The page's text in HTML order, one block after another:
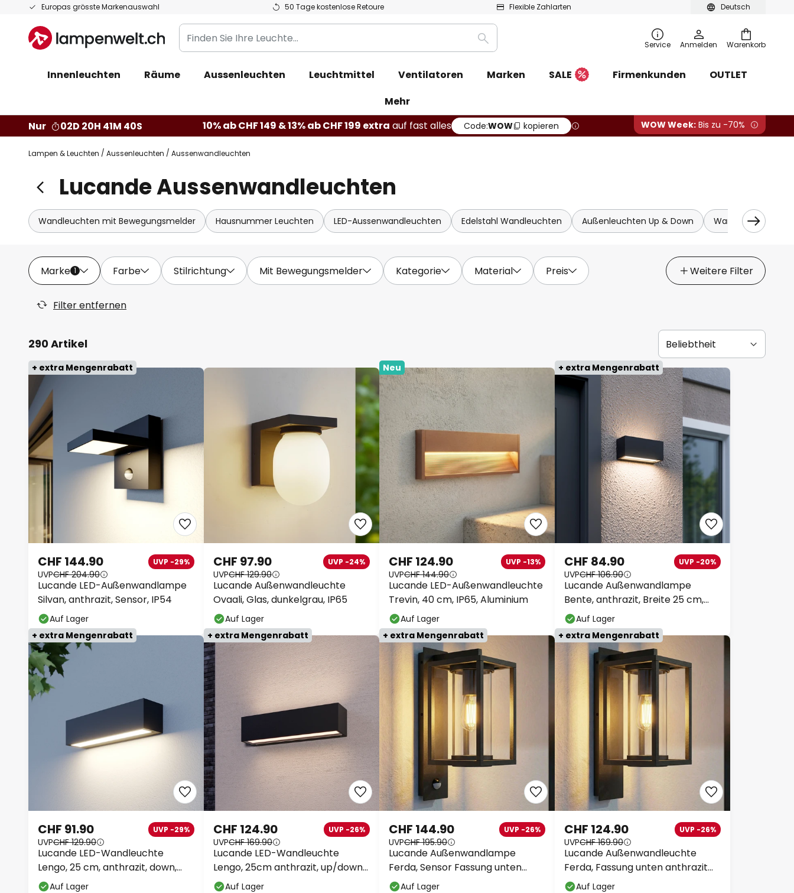
Deutsch
Europas grösste Markenauswahl 50 Tage kostenlose Retoure Flexible Zahlarten
Zum
springen
Warenkorb
Finden
Sie
Leuchte...
Suche Service Anmelden
Innenleuchten Räume Aussenleuchten Leuchtmittel Ventilatoren Marken SALE Firmenkunden
OUTLET
Mehr
Nur
02D 20H 41M 38S 10% ab CHF 149 & 13% ab CHF 199 extra auf fast alles Code:WOW kopieren WOW Week: Bis zu -70%
Lampen & Leuchten Aussenleuchten Aussenwandleuchten
Lucande Aussenwandleuchten
Wandleuchten mit Bewegungsmelder Hausnummer Leuchten LED-Aussenwandleuchten Edelstahl Wandleuchten Außenleuchten Up & Down Wandstrahler
Marke 1 Farbe Stilrichtung Mit Bewegungsmelder Kategorie Material Preis Weitere Filter
Filter entfernen
290 Artikel
+ extra Mengenrabatt
Lucande LED-Außenwandlampe
Silvan, anthrazit, Sensor, IP54
CHF 144.90 UVP -29%
UVPCHF 204.90
Auf Lager
Lucande Außenwandleuchte
Ovaali, Glas, dunkelgrau, IP65
CHF 97.90 UVP -24%
UVPCHF 129.90
Auf Lager
Neu
Lucande LED-Außenwandleuchte
Trevin, 40 cm, IP65, Aluminium
CHF 124.90 UVP -13%
UVPCHF 144.90
Auf Lager
+ extra Mengenrabatt
Lucande Außenwandlampe
Bente, anthrazit, Breite 25 cm,
IP54
CHF 84.90 UVP -20%
UVPCHF 106.90
Auf Lager
+ extra Mengenrabatt
Lucande LED-Wandleuchte
Lengo, 25 cm, anthrazit, down,
3000K
CHF 91.90 UVP -29%
UVPCHF 129.90
Auf Lager
+ extra Mengenrabatt
Lucande LED-Wandleuchte
Lengo, 25cm anthrazit, up/down
3000K
CHF 124.90 UVP -26%
UVPCHF 169.90
Auf Lager
+ extra Mengenrabatt
Lucande Außenwandlampe
Ferda, Sensor Fassung unten
anthrazit
CHF 144.90 UVP -26%
UVPCHF 195.90
Auf Lager
+ extra Mengenrabatt
Lucande Außenwandleuchte
Ferda, Fassung unten anthrazit
IP44
CHF 124.90 UVP -26%
UVPCHF 169.90
Auf Lager